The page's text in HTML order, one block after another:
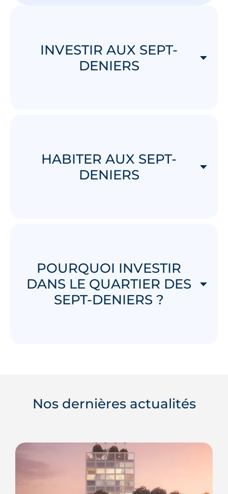
INVESTIR AUX SEPT-
DENIERS
HABITER AUX SEPT-
DENIERS
POURQUOI INVESTIR
DANS LE QUARTIER DES
SEPT-DENIERS ?
Nos dernières actualités